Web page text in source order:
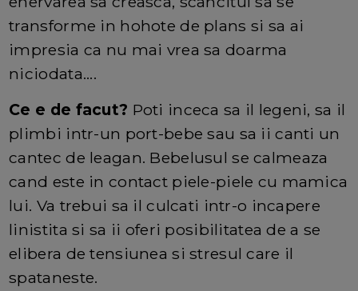
transforme in hohote de plans si sa ai
impresia ca nu mai vrea sa doarma
niciodata....
Ce e de facut? Poti inceca sa il legeni, sa il
plimbi intr-un port-bebe sau sa ii canti un
cantec de leagan. Bebelusul se calmeaza
cand este in contact piele-piele cu mamica
lui. Va trebui sa il culcati intr-o incapere
linistita si sa ii oferi posibilitatea de a se
elibera de tensiunea si stresul care il
spataneste.